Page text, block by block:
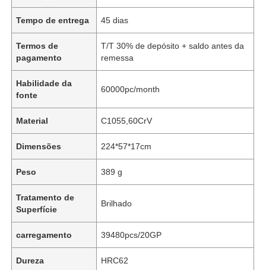
Tempo de entrega 45 dias
Termos de
pagamento
T/T 30% de depósito + saldo antes da
remessa
Habilidade da
fonte
60000pc/month
Material C1055,60CrV
Dimensões 224*57*17cm
Peso 389 g
Tratamento de
Superfície
Brilhado
carregamento 39480pcs/20GP
Dureza HRC62